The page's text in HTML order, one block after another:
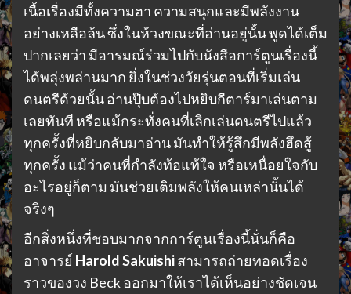
เนื้อเรื่องมีทั้งความฮา ความสนุกและมีพลังงาน
อย่างเหลือล้น ซึ่งในห้วงขณะที่อ่านอยู่นั้น พูดได้เต็ม
ปากเลยว่า มีอารมณ์ร่วมไปกับนังสือการ์ตูนเรื่องนี้
ได้พลุ่งพล่านมาก ยิ่งในช่วงวัยรุ่นตอนที่เริ่มเล่น
ดนตรีด้วยนั้น อ่านปุ๊บต้องไปหยิบกีตาร์มาเล่นตาม
เลยทันที หรือแม้กระทั่งคนที่เลิกเล่นดนตรีไปแล้ว
ทุกครั้งที่หยิบกลับมาอ่าน มันทำให้รู้สึกมีพลังฮึดสู้
ทุกครั้ง แม้ว่าคนที่กำลังท้อแท้ใจ หรือเหนื่อยใจกับ
อะไรอยู่ก็ตาม มันช่วยเติมพลังให้คนเหล่านั้นได้
จริงๆ
อีกสิ่งหนึ่งที่ชอบมากจากการ์ตูนเรื่องนี้นั่นก็คือ
อาจารย์ Harold Sakuishiสามารถถ่ายทอดเรื่อง
ราวของวง Beck ออกมาให้เราได้เห็นอย่างชัดเจน